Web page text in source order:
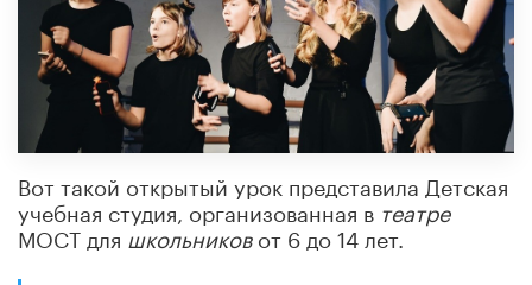
Вот такой открытый урок представила Детская
учебная студия, организованная в театре
МОСТ для школьниковот 6 до 14 лет.